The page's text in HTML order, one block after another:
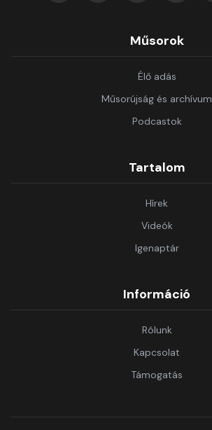
Műsorok
Élő adás
Műsorújság és archívum
Podcastok
Tartalom
Hírek
Videók
Igenaptár
Információ
Rólunk
Kapcsolat
Támogatás